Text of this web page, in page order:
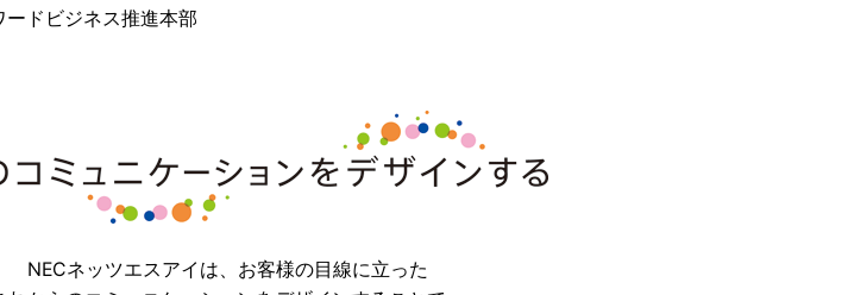
ドビジネス推進本部
NECネッツエスアイは、お客様の目線に立った